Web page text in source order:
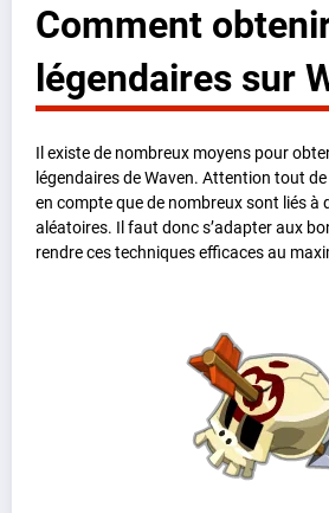
Comment
légendaires sur
Il existe de nombreux moyens pour
légendaires de Waven. Attention tout
en compte que de nombreux sont liés à
aléatoires. Il faut donc s’adapter aux
rendre ces techniques efficaces au